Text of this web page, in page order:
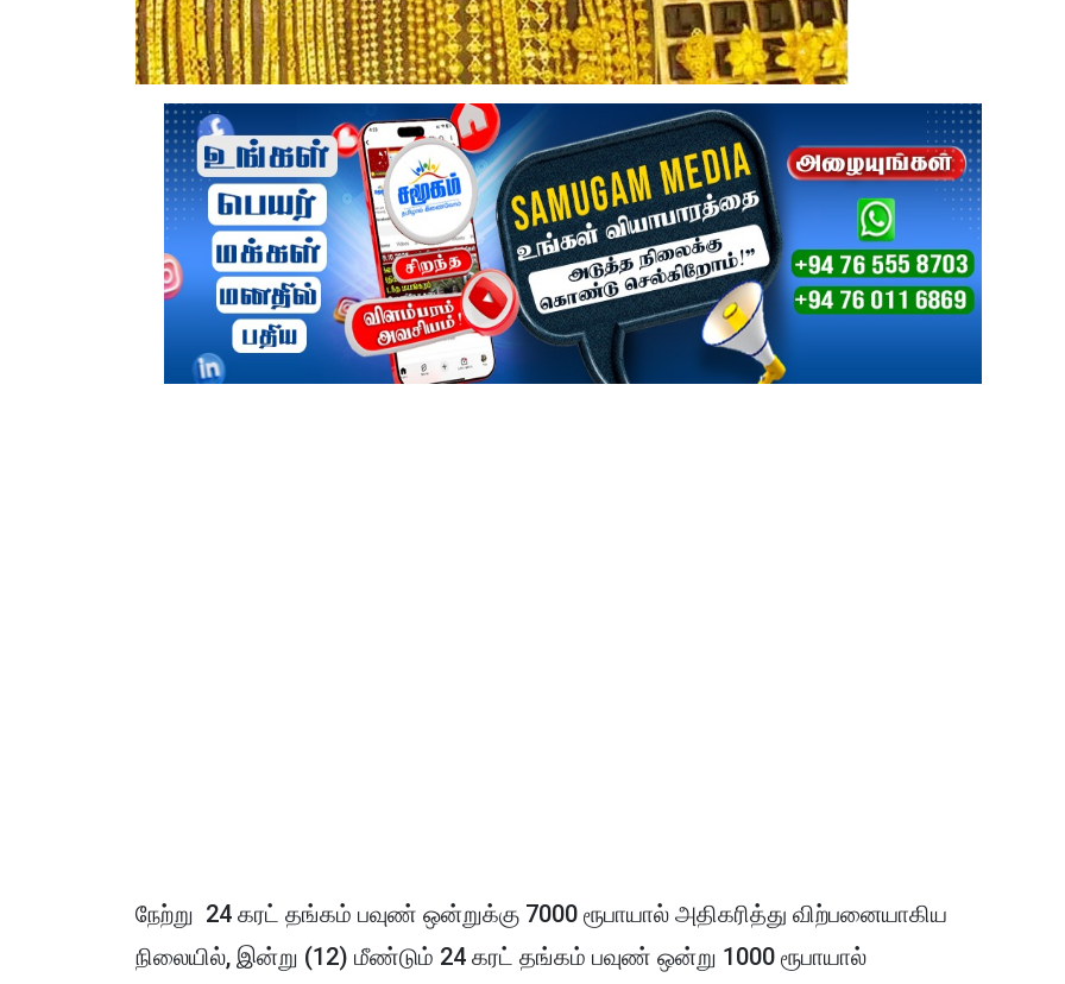
நேற்று 24 கரட் தங்கம் பவுண் ஒன்றுக்கு 7000 ரூபாயால் அதிகரித்து விற்பனையாகிய
நிலையில், இன்று (12) மீண்டும் 24 கரட் தங்கம் பவுண் ஒன்று 1000 ரூபாயால்